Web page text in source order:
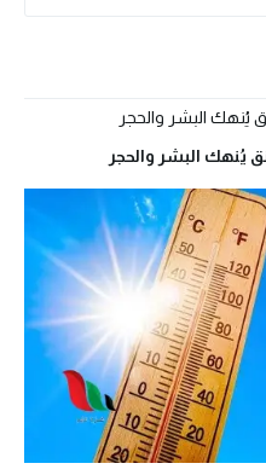
البشر والحجر